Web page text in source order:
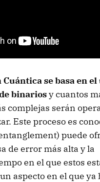
se basa en el
binariosy cuantos
complejas serán
Este proceso es
puede
de error más alta y la
en el que estos
aspecto en el que ya